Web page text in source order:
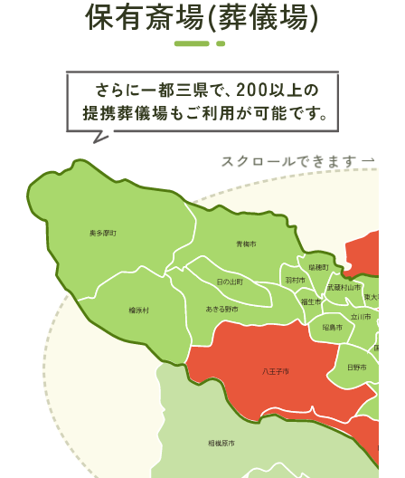
保有斎場(葬儀場)
スクロールできます